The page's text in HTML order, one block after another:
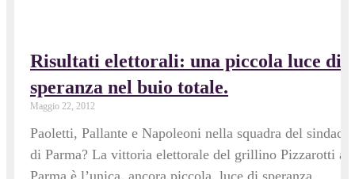
Risultati elettorali: una piccola luce di
speranza nel buio totale.
Maggio 22, 2012
Paoletti, Pallante e Napoleoni nella squadra del sindaco
di Parma? La vittoria elettorale del grillino Pizzarotti a
Parma è l’unica, ancora piccola, luce di speranza